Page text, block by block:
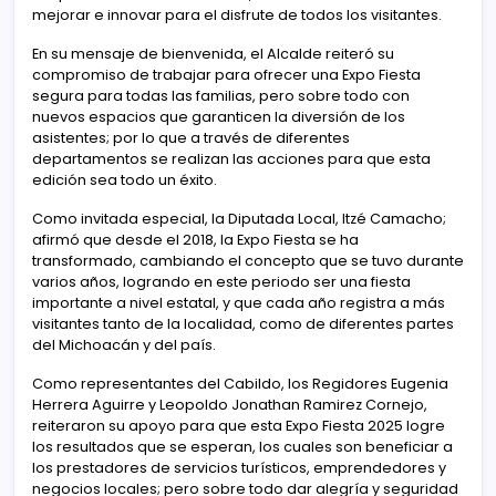
mejorar e innovar para el disfrute de todos los visitantes.
En su mensaje de bienvenida, el Alcalde reiteró su
compromiso de trabajar para ofrecer una Expo Fiesta
segura para todas las familias, pero sobre todo con
nuevos espacios que garanticen la diversión de los
asistentes; por lo que a través de diferentes
departamentos se realizan las acciones para que esta
edición sea todo un éxito.
Como invitada especial, la Diputada Local, Itzé Camacho;
afirmó que desde el 2018, la Expo Fiesta se ha
transformado, cambiando el concepto que se tuvo durante
varios años, logrando en este periodo ser una fiesta
importante a nivel estatal, y que cada año registra a más
visitantes tanto de la localidad, como de diferentes partes
del Michoacán y del país.
Como representantes del Cabildo, los Regidores Eugenia
Herrera Aguirre y Leopoldo Jonathan Ramirez Cornejo,
reiteraron su apoyo para que esta Expo Fiesta 2025 logre
los resultados que se esperan, los cuales son beneficiar a
los prestadores de servicios turísticos, emprendedores y
negocios locales; pero sobre todo dar alegría y seguridad